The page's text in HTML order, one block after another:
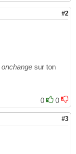
#2
onchange sur ton
0
0
#3